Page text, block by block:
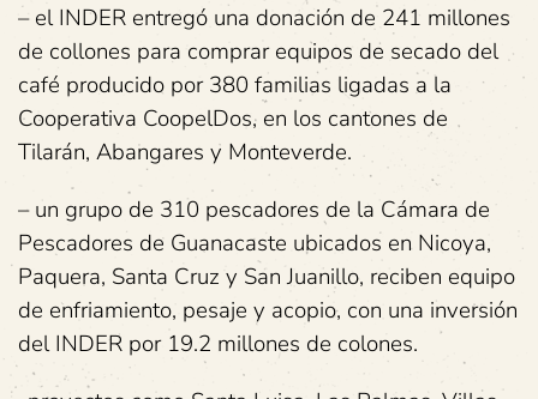
– el INDER entregó una donación de 241 millones
de collones para comprar equipos de secado del
café producido por 380 familias ligadas a la
Cooperativa CoopelDos, en los cantones de
Tilarán, Abangares y Monteverde.
– un grupo de 310 pescadores de la Cámara de
Pescadores de Guanacaste ubicados en Nicoya,
Paquera, Santa Cruz y San Juanillo, reciben equipo
de enfriamiento, pesaje y acopio, con una inversión
del INDER por 19.2 millones de colones.